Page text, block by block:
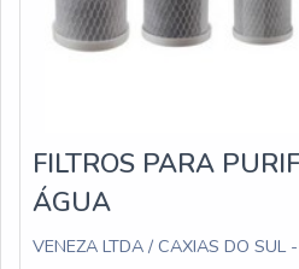
FILTROS PARA
ÁGUA
VENEZA LTDA / CAXIAS DO SUL